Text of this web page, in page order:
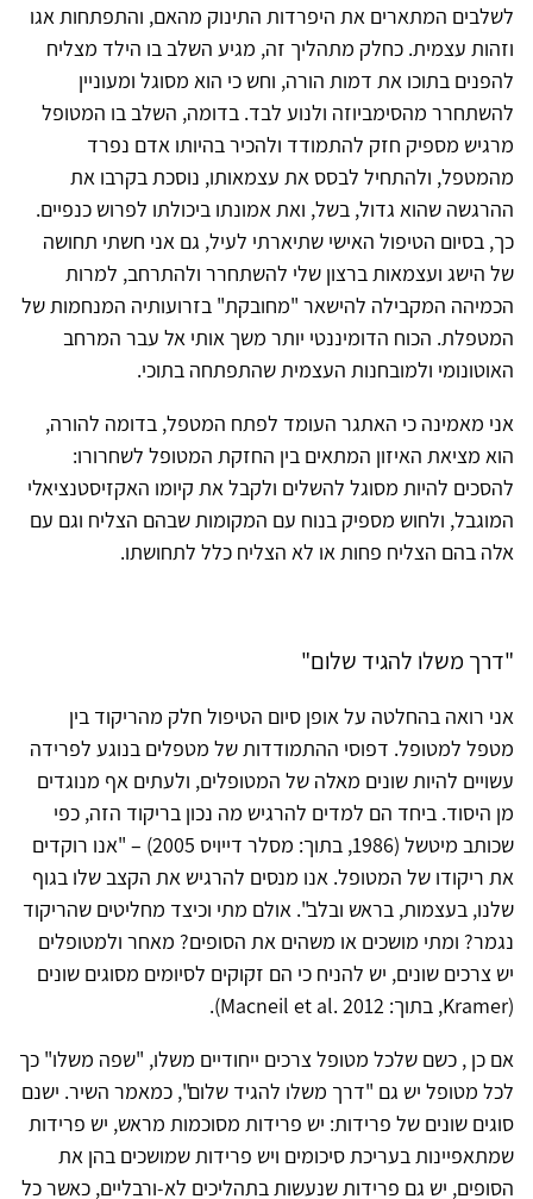
לשלבים המתארים את היפרדות התינוק מהאם, והתפתחות אגו
וזהות עצמית. כחלק מתהליך זה, מגיע השלב בו הילד מצליח
להפנים בתוכו את דמות הורה, וחש כי הוא מסוגל ומעוניין
להשתחרר מהסימביוזה ולנוע לבד. בדומה, השלב בו המטופל
מרגיש מספיק חזק להתמודד ולהכיר בהיותו אדם נפרד
מהמטפל, ולהתחיל לבסס את עצמאותו, נוסכת בקרבו את
ההרגשה שהוא גדול, בשל, ואת אמונתו ביכולתו לפרוש כנפיים.
כך, בסיום הטיפול האישי שתיארתי לעיל, גם אני חשתי תחושה
של הישג ועצמאות ברצון שלי להשתחרר ולהתרחב, למרות
הכמיהה המקבילה להישאר "מחובקת" בזרועותיה המנחמות של
המטפלת. הכוח הדומיננטי יותר משך אותי אל עבר המרחב
האוטונומי ולמובחנות העצמית שהתפתחה בתוכי.
אני מאמינה כי האתגר העומד לפתח המטפל, בדומה להורה,
הוא מציאת האיזון המתאים בין החזקת המטופל לשחרורו:
להסכים להיות מסוגל להשלים ולקבל את קיומו האקזיסטנציאלי
המוגבל, ולחוש מספיק בנוח עם המקומות שבהם הצליח וגם עם
אלה בהם הצליח פחות או לא הצליח כלל לתחושתו.
"דרך משלו להגיד שלום"
אני רואה בהחלטה על אופן סיום הטיפול חלק מהריקוד בין
מטפל למטופל. דפוסי ההתמודדות של מטפלים בנוגע לפרידה
עשויים להיות שונים מאלה של המטופלים, ולעתים אף מנוגדים
מן היסוד. ביחד הם למדים להרגיש מה נכון בריקוד הזה, כפי
שכותב מיטשל (1986, בתוך: מסלר דייויס 2005) – "אנו רוקדים
את ריקודו של המטופל. אנו מנסים להרגיש את הקצב שלו בגוף
שלנו, בעצמות, בראש ובלב". אולם מתי וכיצד מחליטים שהריקוד
נגמר? ומתי מושכים או משהים את הסופים? מאחר ולמטופלים
יש צרכים שונים, יש להניח כי הם זקוקים לסיומים מסוגים שונים
(Kramer, בתוך: Macneil et al. 2012).
אם כן , כשם שלכל מטופל צרכים ייחודיים משלו, "שפה משלו" כך
לכל מטופל יש גם "דרך משלו להגיד שלום", כמאמר השיר. ישנם
סוגים שונים של פרידות: יש פרידות מסוכמות מראש, יש פרידות
שמתאפיינות בעריכת סיכומים ויש פרידות שמושכים בהן את
הסופים, יש גם פרידות שנעשות בתהליכים לא-ורבליים, כאשר כל